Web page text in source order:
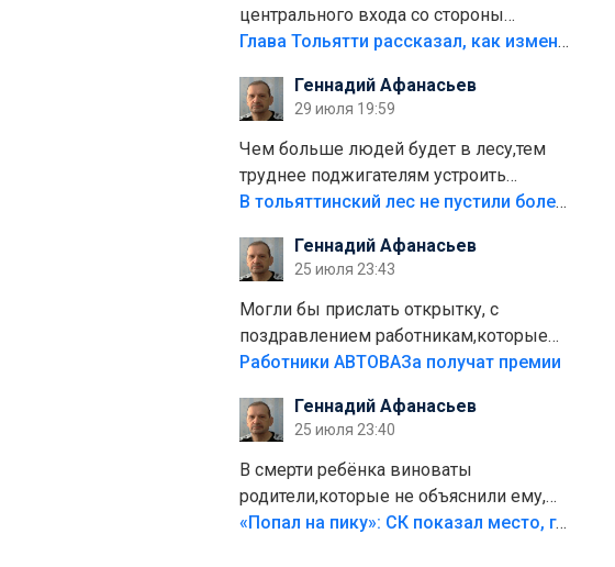
центрального входа со стороны
кафе"Мираж" к аттракционам слабо
плитки не хватило,т.к.осенью и зимой
лежала в парке и испортилась.Да
еще,видимо,часть украли.
Глава Тольятти рассказал, как изменится парк Центрального района
Геннадий Афанасьев
29 июля 19:59
Чем больше людей будет в лесу,тем
труднее поджигателям устроить
пожар.Тех кто разводит костры,тех
полно стоит,почему водители всё
равно едут в лес? Штрафы мизерные.
В тольяттинский лес не пустили более тысячи автомобилей
Геннадий Афанасьев
25 июля 23:43
Могли бы прислать открытку, с
поздравлением работникам,которые
больше сорока лет отработали на
Работники АВТОВАЗа получат премии
Геннадий Афанасьев
25 июля 23:40
В смерти ребёнка виноваты
родители,которые не объяснили ему,
что такое хорошо и что такое плохо!
«Попал на пику»: СК показал место, где был смертельно травмирован ребенок в Тольятти